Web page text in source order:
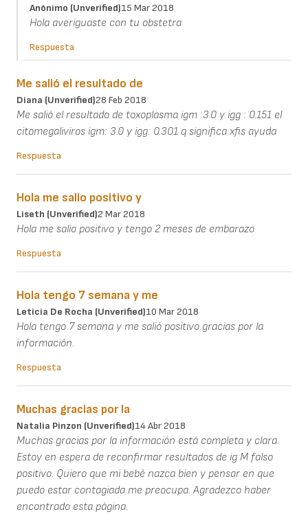
Anónimo (unverified)15 Mar 2018
Hola averiguaste con tu obstetra
Respuesta
Me salió el resultado de
Diana (unverified)28 Feb 2018
Me salió el resultado de toxoplasma igm :3.0 y igg : 0.151 el
citomegaliviros igm: 3.0 y igg: 0.301 q significa xfis ayuda
Respuesta
Hola me salio positivo y
Liseth (unverified)2 Mar 2018
Hola me salio positivo y tengo 2 meses de embarazo
Respuesta
Hola tengo 7 semana y me
Leticia De Rocha (unverified)10 Mar 2018
Hola tengo 7 semana y me salió positivo gracias por la
información.
Respuesta
Muchas gracias por la
Natalia Pinzon (unverified)14 Abr 2018
Muchas gracias por la información está completa y clara.
Estoy en espera de reconfirmar resultados de ig M falso
positivo. Quiero que mi bebé nazca bien y pensar en que
puedo estar contagiada me preocupa. Agradezco haber
encontrado esta página.